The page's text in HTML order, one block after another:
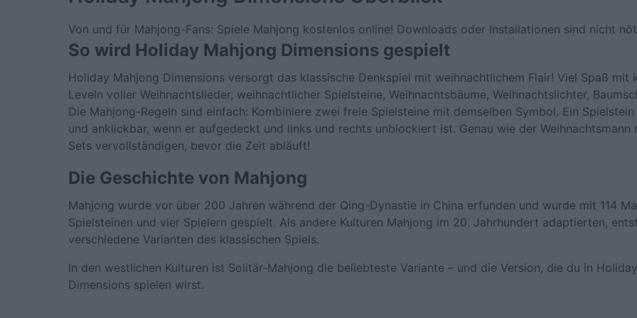
Von und für Mahjong-Fans: Spiele Mahjong kostenlos online! Downloads oder Installationen sind nicht
So wird Holiday Mahjong Dimensions gespielt
Holiday Mahjong Dimensions versorgt das klassische Denkspiel mit weihnachtlichem Flair! Viel Spaß mit
Leveln voller Weihnachtslieder, weihnachtlicher Spielsteine, Weihnachtsbäume, Weihnachtslichter,
Die Mahjong-Regeln sind einfach: Kombiniere zwei freie Spielsteine mit demselben Symbol. Ein
und anklickbar, wenn er aufgedeckt und links und rechts unblockiert ist. Genau wie der Weihnachtsmann
Sets vervollständigen, bevor die Zeit abläuft!
Die Geschichte von Mahjong
Mahjong wurde vor über 200 Jahren während der Qing-Dynastie in China erfunden und wurde mit 114
Spielsteinen und vier Spielern gespielt. Als andere Kulturen Mahjong im 20. Jahrhundert adaptierten,
verschiedene Varianten des klassischen Spiels.
In den westlichen Kulturen ist Solitär-Mahjong die beliebteste Variante – und die Version, die du in
Dimensions spielen wirst.